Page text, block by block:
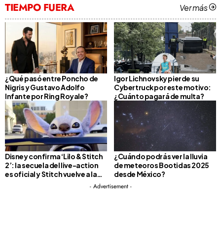
TIEMPO FUERA Ver más
¿Qué pasó entre Poncho de
Nigris y Gustavo Adolfo
Infante por Ring Royale?
Igor Lichnovsky pierde su
Cybertruck por este motivo:
¿Cuánto pagará de multa?
Disney confirma ‘Lilo & Stitch
2’: la secuela del live-action
es oficial y Stitch vuelve a la
¿Cuándo podrás ver la lluvia
de meteoros Bootidas 2025
desde México?
- Advertisement -